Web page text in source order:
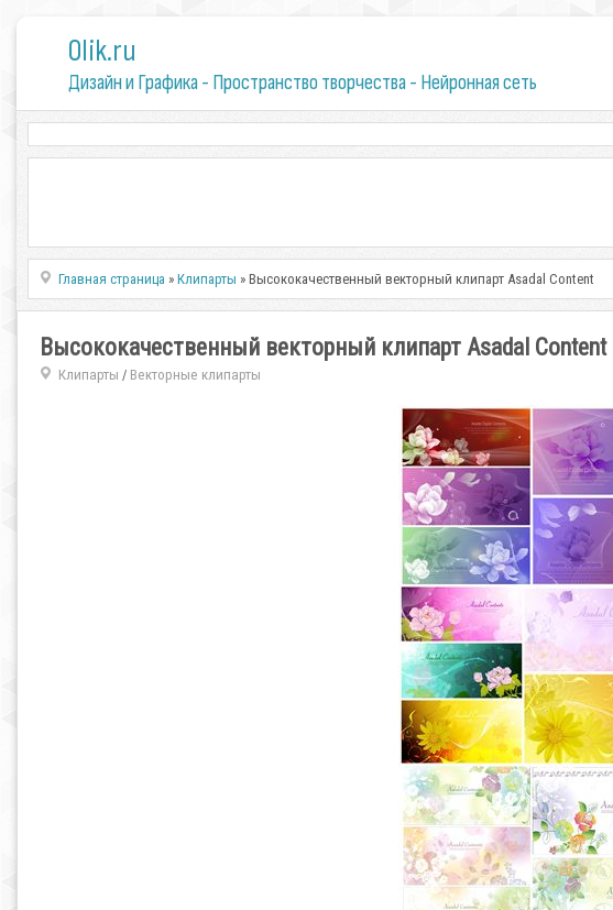
0lik.ru
Дизайн и Графика - Пространство творчества - Нейронная сеть
Главная страница »Клипарты » Высококачественный векторный клипарт Asadal Content
Высококачественный векторный клипарт Asadal Content
Клипарты / Векторные клипарты